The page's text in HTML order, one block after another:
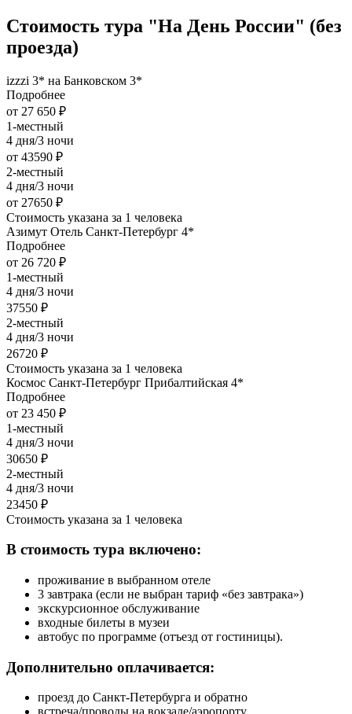
Стоимость тура "На День России" (без
проезда)
izzzi 3* на Банковском 3*
Подробнее
от 27 650 ₽
1-местный
4 дня/3 ночи
от 43590 ₽
2-местный
4 дня/3 ночи
от 27650 ₽
Стоимость указана за 1 человека
Азимут Отель Санкт-Петербург 4*
Подробнее
от 26 720 ₽
1-местный
4 дня/3 ночи
37550 ₽
2-местный
4 дня/3 ночи
26720 ₽
Стоимость указана за 1 человека
Космос Санкт-Петербург Прибалтийская 4*
Подробнее
от 23 450 ₽
1-местный
4 дня/3 ночи
30650 ₽
2-местный
4 дня/3 ночи
23450 ₽
Стоимость указана за 1 человека
В стоимость тура включено:
проживание в выбранном отеле
3 завтрака (если не выбран тариф «без завтрака»)
экскурсионное обслуживание
входные билеты в музеи
автобус по программе (отъезд от гостиницы).
Дополнительно оплачивается:
проезд до Санкт-Петербурга и обратно